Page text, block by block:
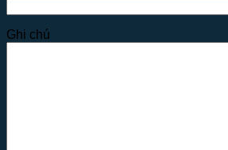
Ghi chú